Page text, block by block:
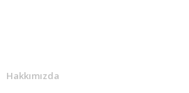
Hakkımızda